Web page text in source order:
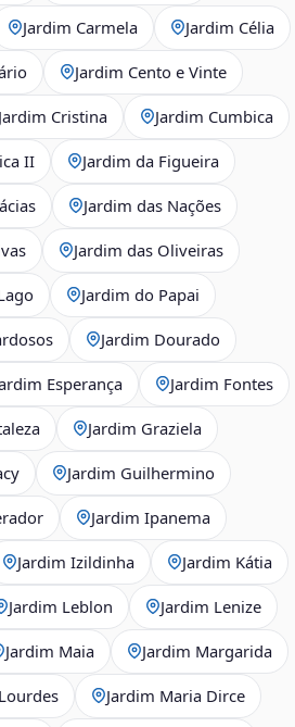
Jardim Carmela Jardim Célia
Jardim Cento e Vinte
Jardim Cristina Jardim Cumbica
II Jardim da Figueira
Jardim das Nações
Jardim das Oliveiras
Jardim do Papai
Jardim Dourado
Esperança Jardim Fontes
Jardim Graziela
Jardim Guilhermino
Jardim Ipanema
Jardim Izildinha Jardim Kátia
Jardim Leblon Jardim Lenize
Jardim Maia Jardim Margarida
Jardim Maria Dirce